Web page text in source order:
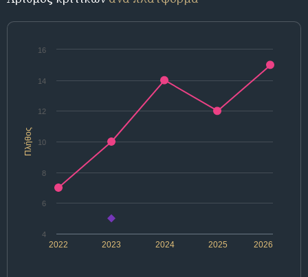
Πλήθος
2022 2024 2026
2023 2025
4
6
8
10
12
14
16